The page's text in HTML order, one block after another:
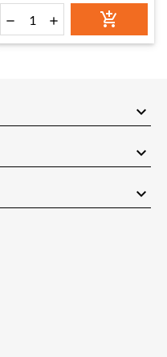
  
keyboard_arrow_down
keyboard_arrow_down
keyboard_arrow_down